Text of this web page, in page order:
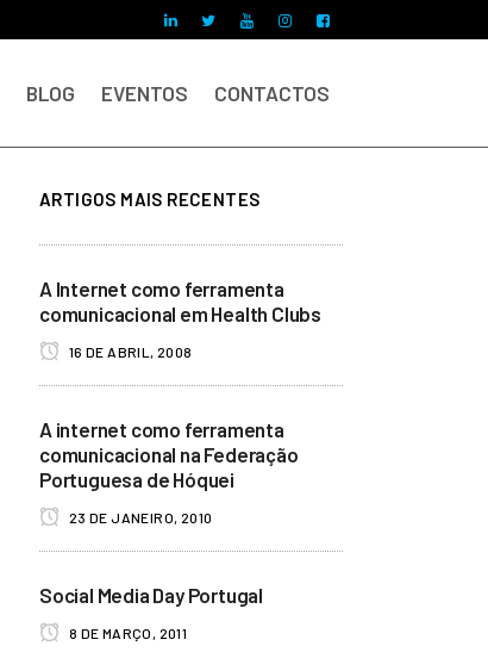
BLOG EVENTOS CONTACTOS
ARTIGOS MAIS RECENTES
A Internet como ferramenta
comunicacional em Health Clubs
16 DE ABRIL, 2008
A internet como ferramenta
comunicacional na Federação
Portuguesa de Hóquei
23 DE JANEIRO, 2010
Social Media Day Portugal
8 DE MARÇO, 2011